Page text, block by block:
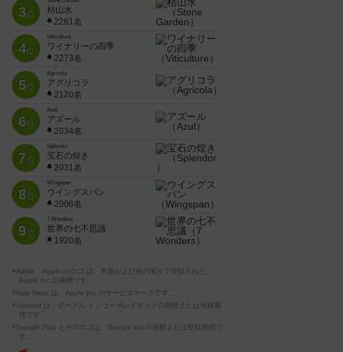
3位
枯山水
2281名
4位
Viticulture
ワイナリーの四季
2273名
5位
Agricola
アグリコラ
2120名
6位
Azul
アズール
2034名
7位
Splendor
宝石の煌き
2031名
8位
Wingspan
ウイングスパン
2006名
9位
7 Wonders
世界の七不思議
1920名
※Apple、Apple のロゴ は、米国および他の国々で登録された
Apple Inc.の商標です。
※App Store は、Apple Inc.のサービスマークです。
※Android は、グーグル インコーポレイテッドの商標または登録商
標です。
※Google Play とそのロゴは、Google Inc.の商標または登録商標で
す。